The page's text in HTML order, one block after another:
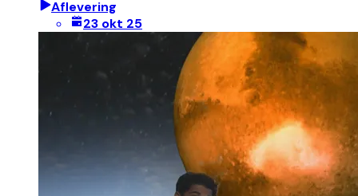
Aflevering
23 okt 25